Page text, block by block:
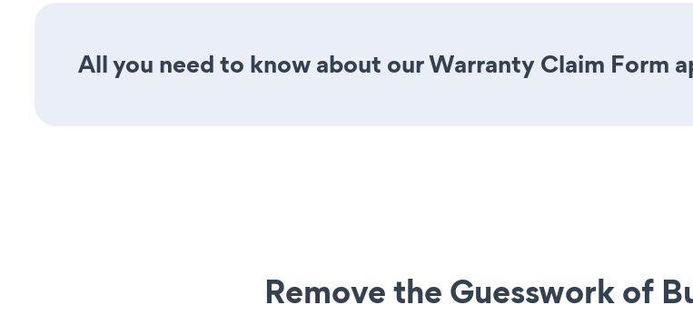
All you need to know about our Warranty Claim Form
Remove the Guesswork of